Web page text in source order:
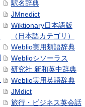
駅名辞典
JMnedict
Wiktionary日本語版
（日本語カテゴリ）
Weblio実用類語辞典
Weblioシソーラス
研究社 新和英中辞典
Weblio実用英語辞典
JMdict
旅行・ビジネス英会話